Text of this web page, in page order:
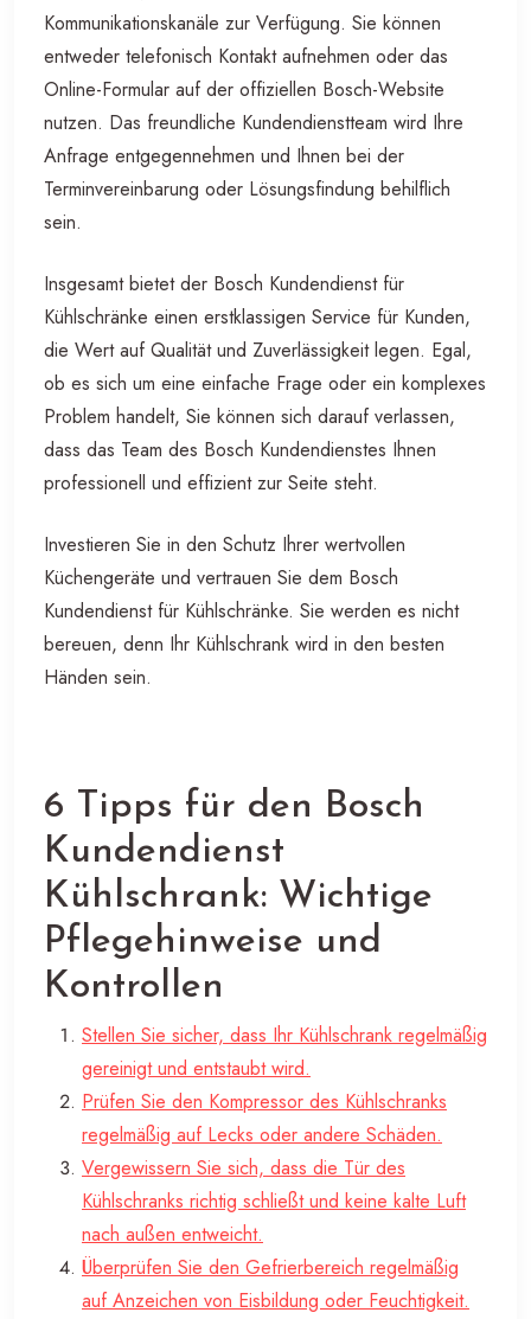
Kommunikationskanäle zur Verfügung. Sie können
entweder telefonisch Kontakt aufnehmen oder das
Online-Formular auf der offiziellen Bosch-Website
nutzen. Das freundliche Kundendienstteam wird Ihre
Anfrage entgegennehmen und Ihnen bei der
Terminvereinbarung oder Lösungsfindung behilflich
sein.
Insgesamt bietet der Bosch Kundendienst für
Kühlschränke einen erstklassigen Service für Kunden,
die Wert auf Qualität und Zuverlässigkeit legen. Egal,
ob es sich um eine einfache Frage oder ein komplexes
Problem handelt, Sie können sich darauf verlassen,
dass das Team des Bosch Kundendienstes Ihnen
professionell und effizient zur Seite steht.
Investieren Sie in den Schutz Ihrer wertvollen
Küchengeräte und vertrauen Sie dem Bosch
Kundendienst für Kühlschränke. Sie werden es nicht
bereuen, denn Ihr Kühlschrank wird in den besten
Händen sein.
6 Tipps für den Bosch
Kundendienst
Kühlschrank: Wichtige
Pflegehinweise und
Kontrollen
Stellen Sie sicher, dass Ihr Kühlschrank regelmäßig
gereinigt und entstaubt wird.
Prüfen Sie den Kompressor des Kühlschranks
regelmäßig auf Lecks oder andere Schäden.
Vergewissern Sie sich, dass die Tür des
Kühlschranks richtig schließt und keine kalte Luft
nach außen entweicht.
Überprüfen Sie den Gefrierbereich regelmäßig
auf Anzeichen von Eisbildung oder Feuchtigkeit.